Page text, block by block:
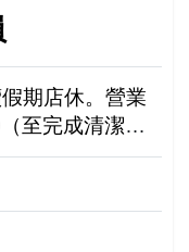
期店休。營業
至完成清潔工
談。 工作地點：
福利：連續假